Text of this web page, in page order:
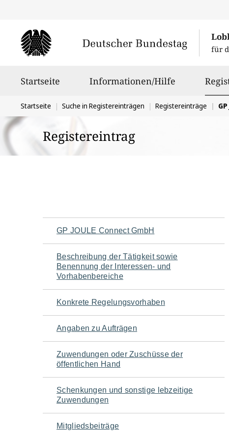
für
Startseite Informationen/Hilfe
Sie
befinden
sich
hier:
Startseite Suche in Registereinträgen Registereinträge
Registereintrag
Navigation
für
den
Seiteninhalt
GP JOULE Connect GmbH
Beschreibung der Tätigkeit sowie
Benennung der Interessen- und
Vorhabenbereiche
Konkrete Regelungsvorhaben
Angaben zu Aufträgen
Zuwendungen oder Zuschüsse der
öffentlichen Hand
Schenkungen und sonstige lebzeitige
Zuwendungen
Mitgliedsbeiträge